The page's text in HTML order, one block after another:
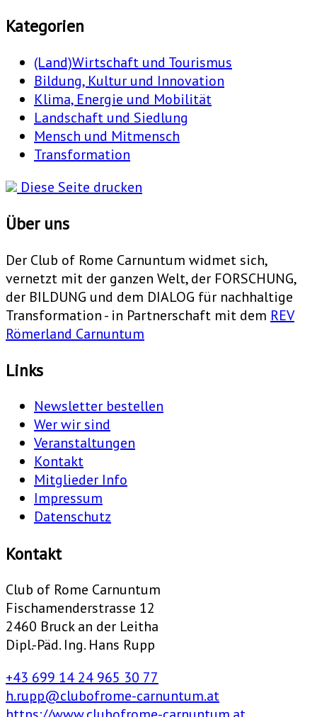
Kategorien
(Land)Wirtschaft und Tourismus
Bildung, Kultur und Innovation
Klima, Energie und Mobilität
Landschaft und Siedlung
Mensch und Mitmensch
Transformation
Diese Seite drucken
Über uns
Der Club of Rome Carnuntum widmet sich,
vernetzt mit der ganzen Welt, der FORSCHUNG,
der BILDUNG und dem DIALOG für nachhaltige
Transformation - in Partnerschaft mit dem REV
Römerland Carnuntum
Links
Newsletter bestellen
Wer wir sind
Veranstaltungen
Kontakt
Mitglieder Info
Impressum
Datenschutz
Kontakt
Club of Rome Carnuntum
Fischamenderstrasse 12
2460 Bruck an der Leitha
Dipl.-Päd. Ing. Hans Rupp
+43 699 14 24 965 30 77
h.rupp@clubofrome-carnuntum.at